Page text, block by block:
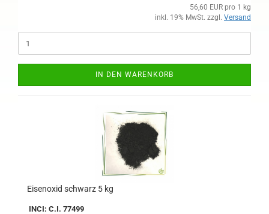
56,60 EUR pro 1 kg
inkl. 19% MwSt. zzgl. Versand
IN DEN WARENKORB
Eisenoxid schwarz 5 kg
INCI: C.I. 77499